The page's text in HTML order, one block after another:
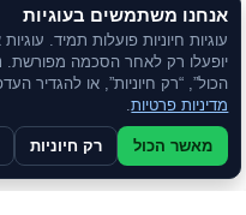
משלוח מהיר
שירות אישי
ע"י נציג
אנחנו משתמשים בעוגיות
עוגיות חיוניות פועלות תמיד. עוגיות
יופעלו רק לאחר הסכמה מפורשת.
הכול”, “רק חיוניות”, או להגדיר
מדיניות פרטיות.
מאשר הכול רק חיוניות